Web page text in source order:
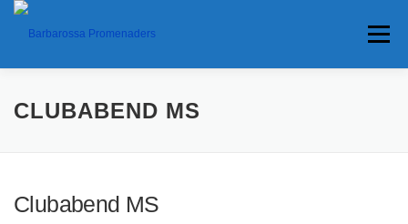
Menü
HOME TERMINE ANFAHRT
CLUBABEND MS
Clubabend MS